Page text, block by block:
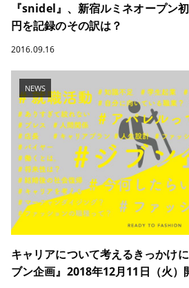
『snidel』、新宿ルミネオープン
円を記録のその訳は？
2016.09.16
NEWS
キャリアについて考えるきっかけ
ブン企画』2018年12月11日（火）